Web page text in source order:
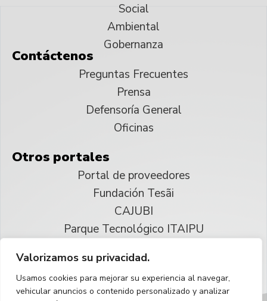
Valorizamos su privacidad.
Usamos cookies para mejorar su experiencia al navegar,
vehicular anuncios o contenido personalizado y analizar
Social
Ambiental
Gobernanza
Contáctenos
Preguntas Frecuentes
Prensa
Defensoría General
Oficinas
Otros portales
Portal de proveedores
Fundación Tesãi
CAJUBI
Parque Tecnológico ITAIPU
Reservados todos los derechos